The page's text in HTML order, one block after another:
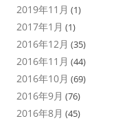
2019年11月 (1)
2017年1月 (1)
2016年12月 (35)
2016年11月 (44)
2016年10月 (69)
2016年9月 (76)
2016年8月 (45)